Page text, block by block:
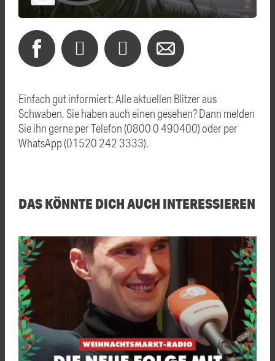
Einfach gut informiert: Alle aktuellen Blitzer aus
Schwaben. Sie haben auch einen gesehen? Dann melden
Sie ihn gerne per Telefon (0800 0 490400) oder per
WhatsApp (01520 242 3333).
DAS KÖNNTE DICH AUCH INTERESSIEREN